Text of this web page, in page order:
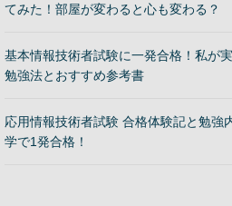
てみた！部屋が変わると心も変わる？
基本情報技術者試験に一発合格！私が
勉強法とおすすめ参考書
応用情報技術者試験 合格体験記と勉強
学で1発合格！